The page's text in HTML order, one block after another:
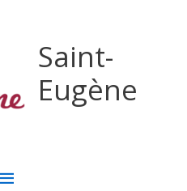
Saint-
Eugène